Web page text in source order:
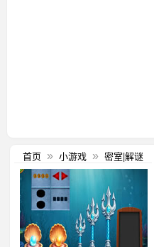
首页 » 小游戏 » 密室|解谜